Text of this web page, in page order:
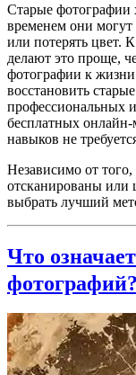
Старые фотографии
временем они могут
или потерять цвет.
делают это проще,
фотографии к
восстановить
профессиональных
бесплатных
навыков не
Независимо от
отсканированы или
выбрать лучший
Что
фотографий?